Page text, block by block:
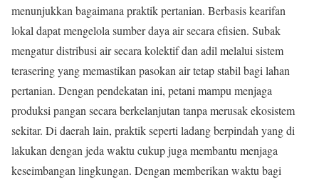
menunjukkan bagaimana praktik pertanian. Berbasis kearifan
lokal dapat mengelola sumber daya air secara efisien. Subak
mengatur distribusi air secara kolektif dan adil melalui sistem
terasering yang memastikan pasokan air tetap stabil bagi lahan
pertanian. Dengan pendekatan ini, petani mampu menjaga
produksi pangan secara berkelanjutan tanpa merusak ekosistem
sekitar. Di daerah lain, praktik seperti ladang berpindah yang di
lakukan dengan jeda waktu cukup juga membantu menjaga
keseimbangan lingkungan. Dengan memberikan waktu bagi